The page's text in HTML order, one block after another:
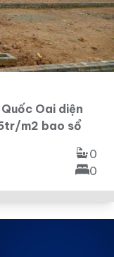
Oai diện
m2 bao sổ
0
0